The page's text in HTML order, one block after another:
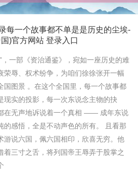
每一个故事都不单是是历史的尘埃-
)官方网站 登录入口
，一部《资治通鉴》，宛如一座历史的难
荣辱、权术纷争，为咱们徐徐张开一幅
国图景 。在这个全国里，每一个故事都
现实的投影，每一次东说念主物的抉
在无声地诉说着一个真相 —— 成年东说
的感悟，全是不动声色的所有。 且看那
游说六国，佩六国相印，欣喜无穷。他
着三寸之舌，将列国帝王辱弄于股掌之